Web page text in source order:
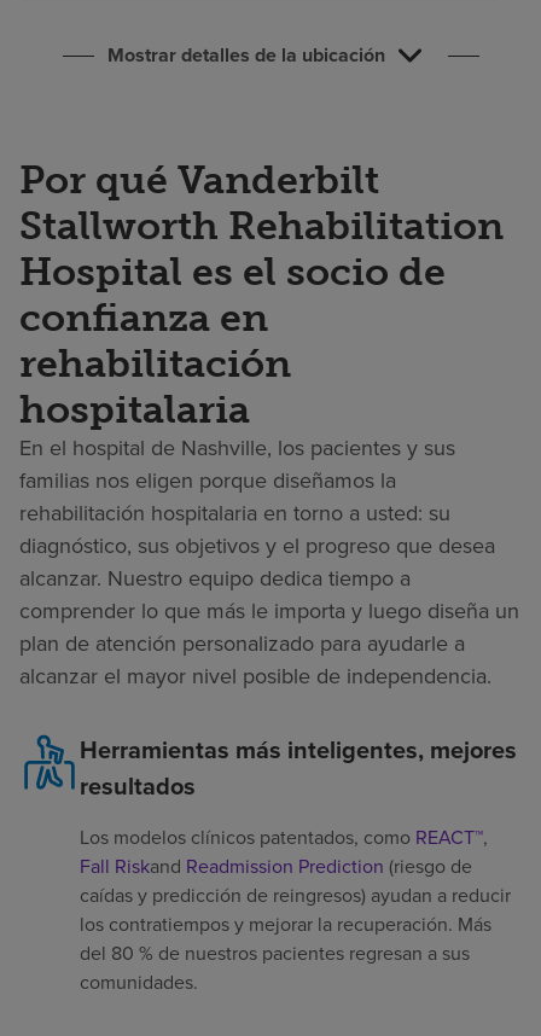
Mostrar detalles de la ubicación
Por qué Vanderbilt
Stallworth Rehabilitation
Hospital es el socio de
confianza en
rehabilitación
hospitalaria
En el hospital de Nashville, los pacientes y sus
familias nos eligen porque diseñamos la
rehabilitación hospitalaria en torno a usted: su
diagnóstico, sus objetivos y el progreso que desea
alcanzar. Nuestro equipo dedica tiempo a
comprender lo que más le importa y luego diseña un
plan de atención personalizado para ayudarle a
alcanzar el mayor nivel posible de independencia.
Herramientas más inteligentes, mejores
resultados
Los modelos clínicos patentados, como REACT™,
Fall Riskand Readmission Prediction (riesgo de
caídas y predicción de reingresos) ayudan a reducir
los contratiempos y mejorar la recuperación. Más
del 80 % de nuestros pacientes regresan a sus
comunidades.